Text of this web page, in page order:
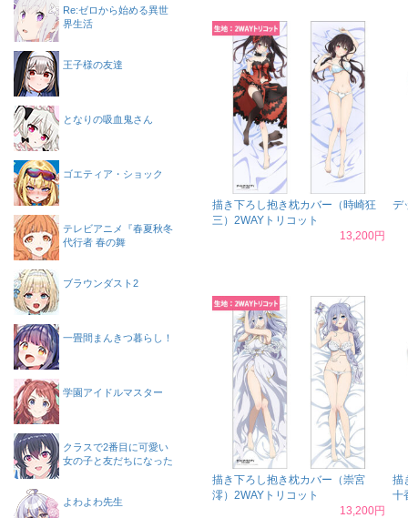
描き下ろし抱き枕カバー（時崎狂
三）2WAYトリコット
13,200円
デ
描き下ろし抱き枕カバー（崇宮
澪）2WAYトリコット
13,200円
描
十
Re:ゼロから始める異世
界生活
王子様の友達
となりの吸血鬼さん
ゴエティア・ショック
テレビアニメ『春夏秋冬
代行者 春の舞
ブラウンダスト2
一畳間まんきつ暮らし！
学園アイドルマスター
クラスで2番目に可愛い
女の子と友だちになった
よわよわ先生